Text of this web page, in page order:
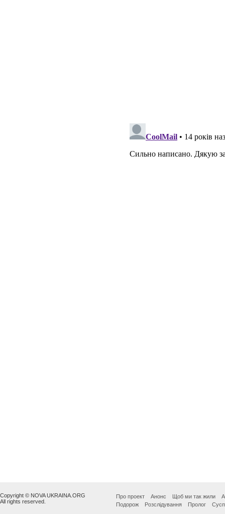
Copyright © NOVA UKRAINA.ORG
All rights reserved.
Про проект Анонс Щоб ми так жили
Подорож
Розслідування Пролог